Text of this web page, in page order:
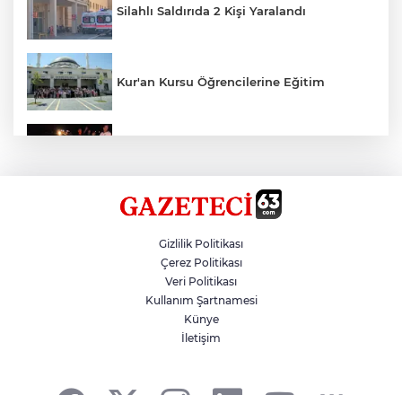
Silahlı Saldırıda 2 Kişi Yaralandı
Kur'an Kursu Öğrencilerine Eğitim
Siverek’te Mahmut Gülel Dönemi
Filistin Konvoyuna Coşkulu Karşılama
Gizlilik Politikası
Çerez Politikası
Veri Politikası
Kullanım Şartnamesi
Künye
İletişim